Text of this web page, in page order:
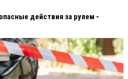
действия за рулем -